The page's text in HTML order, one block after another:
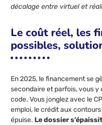
décalage entre virtuel et
Le coût réel, les
possibles,
En 2025, le financement se
secondaire et parfois, vous y
code. Vous jonglez avec le
emploi, le crédit aux
épuise. Le dossier